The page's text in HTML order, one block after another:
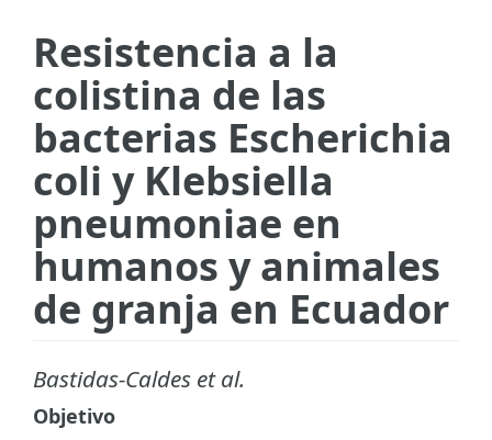
Resistencia a la
colistina de las
bacterias Escherichia
coli y Klebsiella
pneumoniae en
humanos y animales
de granja en Ecuador
Bastidas-Caldes et al.
Objetivo